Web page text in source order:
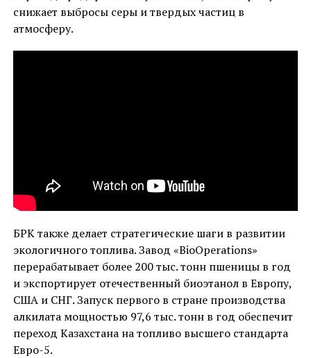
снижает выбросы серы и твердых частиц в
атмосферу.
БРК также делает стратегические шаги в развитии
экологичного топлива. Завод «BioOperations»
перерабатывает более 200 тыс. тонн пшеницы в год
и экспортирует отечественный биоэтанол в Европу,
США и СНГ. Запуск первого в стране производства
алкилата мощностью 97,6 тыс. тонн в год обеспечит
переход Казахстана на топливо высшего стандарта
Евро-5.